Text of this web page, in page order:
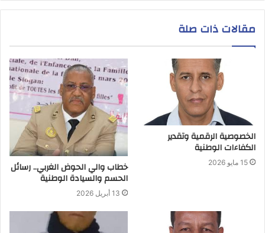
مقالات ذات صلة
الخصوصية الرقمية وتقدير
الكفاءات الوطنية
15 مايو 2026 خطاب والي الحوض الغربي.. رسائل
الحسم والسيادة الوطنية
13 أبريل 2026